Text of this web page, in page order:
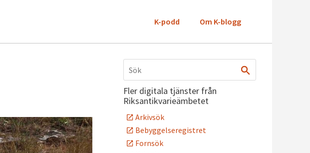
K-podd Om K-blogg
Fler digitala tjänster från
Riksantikvarieämbetet
Arkivsök
Bebyggelseregistret
Fornsök